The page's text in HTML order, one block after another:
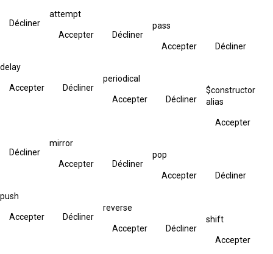
Décliner
attempt
Accepter Décliner
pass
Accepter Décliner
delay
Accepter Décliner
periodical
Accepter Décliner
$constructor
alias
Accepter
Décliner
mirror
Accepter Décliner
pop
Accepter Décliner
push
Accepter Décliner
reverse
Accepter Décliner
shift
Accepter